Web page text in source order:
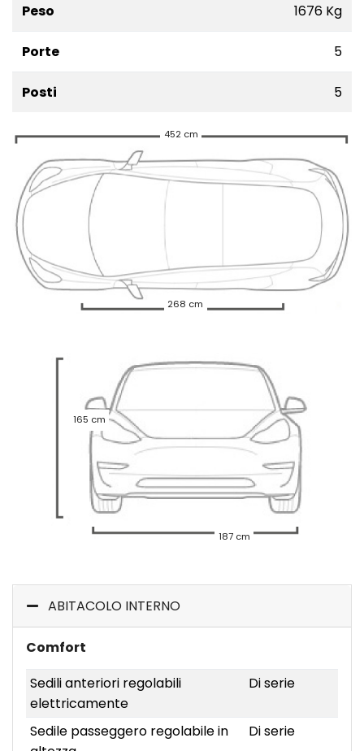
Peso 1676 Kg
Porte 5
Posti 5
452 cm
268 cm
165 cm
187 cm
ABITACOLO INTERNO
Comfort
Sedili anteriori regolabili
elettricamente
Di serie
Sedile passeggero regolabile in
Di serie